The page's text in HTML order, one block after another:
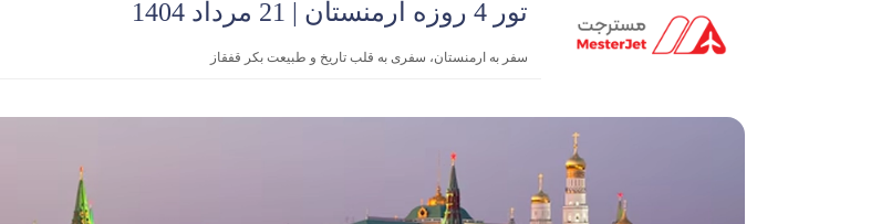
تور 4 روزه ارمنستان | 21 مرداد 1404
سفر به ارمنستان، سفری به قلب تاریخ و طبیعت بکر قفقاز